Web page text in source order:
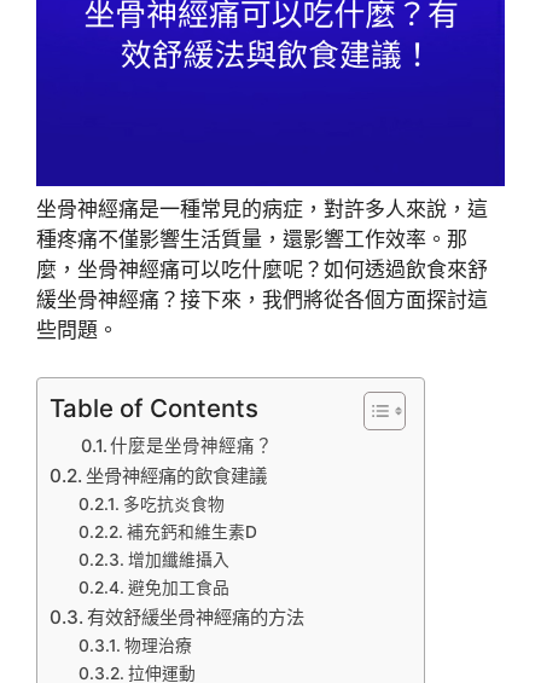
坐骨神經痛是一種常見的病症，對許多人來說，這
種疼痛不僅影響生活質量，還影響工作效率。那
麼，坐骨神經痛可以吃什麼呢？如何透過飲食來舒
緩坐骨神經痛？接下來，我們將從各個方面探討這
些問題。
Table of Contents
什麼是坐骨神經痛？
坐骨神經痛的飲食建議
多吃抗炎食物
補充鈣和維生素D
增加纖維攝入
避免加工食品
有效舒緩坐骨神經痛的方法
物理治療
拉伸運動